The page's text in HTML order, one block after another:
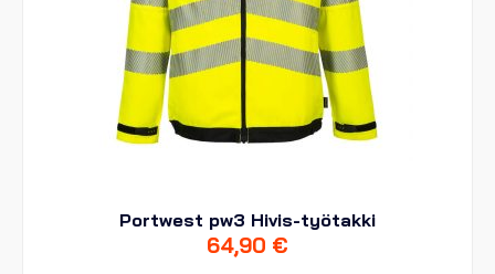
Portwest pw3 Hivis-työtakki
64,90 €